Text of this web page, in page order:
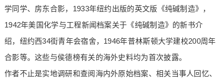
学同学、房东合影，1933年纽约出版的英文版《纯碱制造》，
1942年美国化学与工程新闻档案关于《纯碱制造》的新书介
绍，纽约西34街青年会宿舍，1946年普林斯顿大学建校200周年
合影等。这些与侯德榜有关的海外史料均为首次披露。
作者不止是实地调研和查阅海内外原始档案、相关当事人回忆、